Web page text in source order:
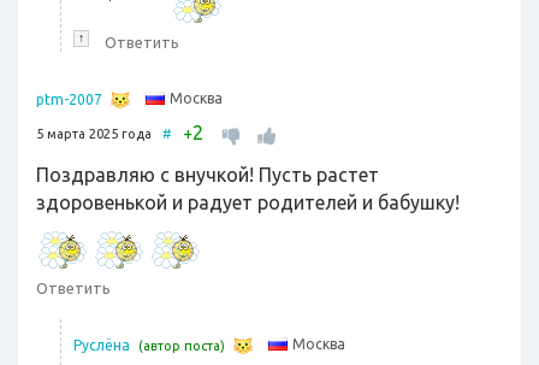
↑ Ответить
ptm-2007 Москва
5 марта 2025 года # +2
Поздравляю с внучкой! Пусть растет
здоровенькой и радует родителей и бабушку!
Ответить
Руслёна (автор поста) Москва